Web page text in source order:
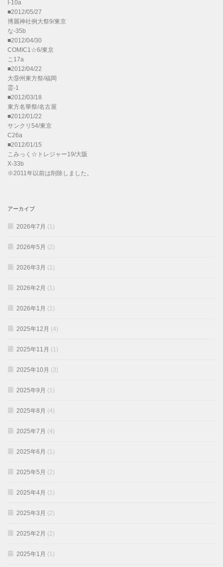
I-10a
■2012/05/27
博麗神社例大祭9/東京
な-35b
■2012/04/30
COMIC1☆6/東京
こ17a
■2012/04/22
大⑨州東方祭/福岡
霊-1
■2012/03/18
東方名華祭/名古屋
■2012/01/22
サンクリ54/東京
C26a
■2012/01/15
こみっく☆トレジャー19/大阪
X-33b
※2011年以前は削除しました。
アーカイブ
2026年7月 (1)
2026年5月 (2)
2026年3月 (1)
2026年2月 (1)
2026年1月 (1)
2025年12月 (4)
2025年11月 (1)
2025年10月 (3)
2025年9月 (1)
2025年8月 (4)
2025年7月 (4)
2025年6月 (1)
2025年5月 (2)
2025年4月 (1)
2025年3月 (2)
2025年2月 (2)
2025年1月 (1)